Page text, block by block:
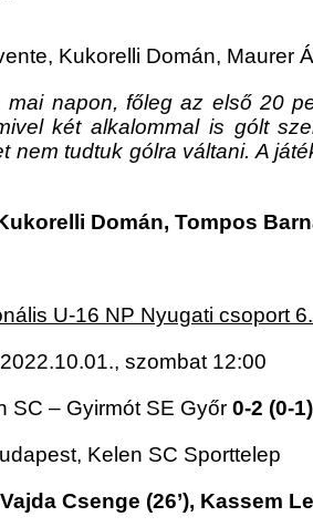
Kukorelli Domán, Maurer
napon, főleg az első 20
két alkalommal is gólt
tudtuk gólra váltani. A
Domán, Tompos
U-16 NP Nyugati csoport
2022.10.01., szombat 12:00
SC – Gyirmót SE Győr 0-2 (0-1)
Kelen SC Sporttelep
Vajda Csenge (26’), Kassem